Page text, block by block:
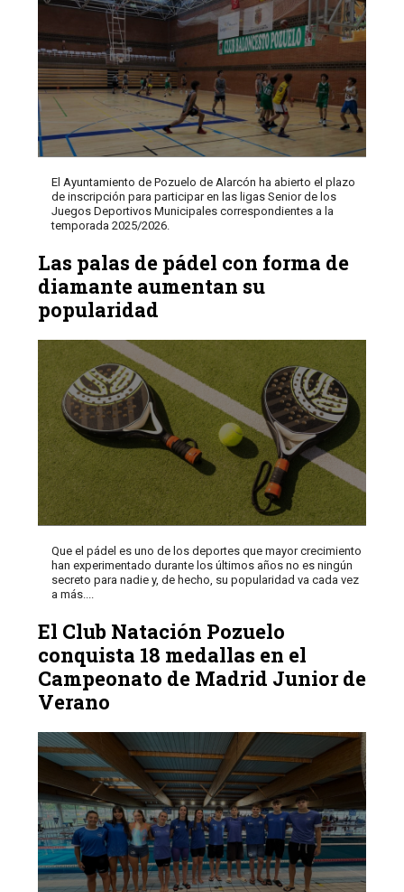
El Ayuntamiento de Pozuelo de Alarcón ha abierto el plazo
de inscripción para participar en las ligas Senior de los
Juegos Deportivos Municipales correspondientes a la
temporada 2025/2026.
Las palas de pádel con forma de
diamante aumentan su
popularidad
Que el pádel es uno de los deportes que mayor crecimiento
han experimentado durante los últimos años no es ningún
secreto para nadie y, de hecho, su popularidad va cada vez
a más....
El Club Natación Pozuelo
conquista 18 medallas en el
Campeonato de Madrid Junior de
Verano